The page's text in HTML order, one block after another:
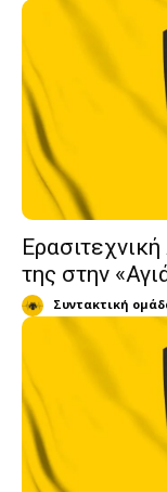
της στην
Συντακτική